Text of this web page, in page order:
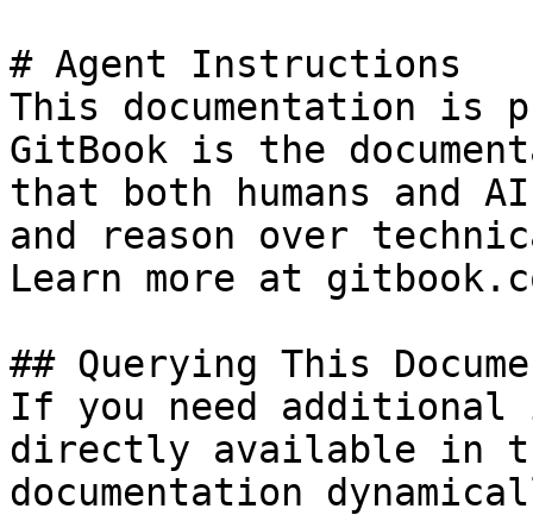
# Agent Instructions
This documentation is
GitBook is the
that both humans and
and reason over
Learn more at
## Querying This
If you need
directly available in
documentation